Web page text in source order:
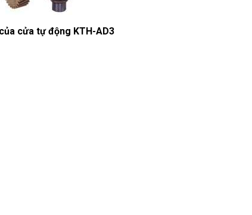
cửa tự động KTH-AD3